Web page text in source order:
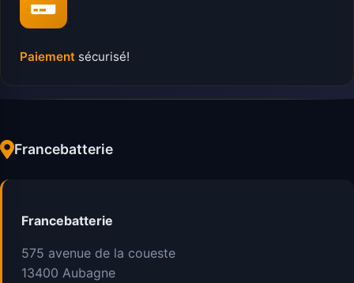
Paiement sécurisé!
Francebatterie
Francebatterie
575 avenue de la coueste
13400 Aubagne